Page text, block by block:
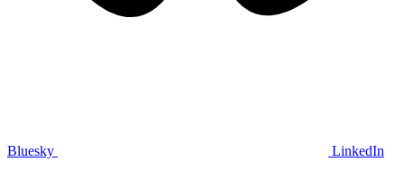
Bluesky LinkedIn